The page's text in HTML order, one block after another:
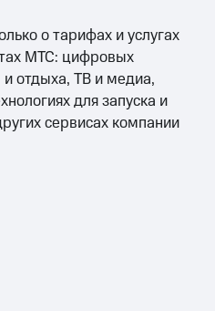
о тарифах и услугах
МТС: цифровых
отдыха, ТВ и медиа,
для запуска и
сервисах компании